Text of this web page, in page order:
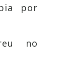
por
no